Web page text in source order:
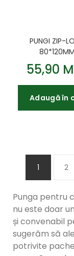
PUNGI ZIP-
80*120MM
55,90
Adaugă în
1 2
Punga pentru
nu este doar
și convenabil
sugerăm să
potrivite